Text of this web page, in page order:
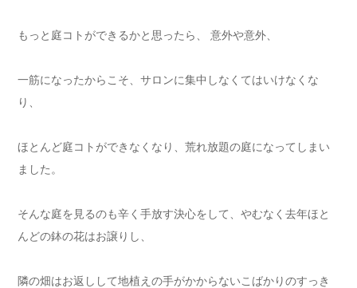
もっと庭コトができるかと思ったら、 意外や意外、
一筋になったからこそ、サロンに集中しなくてはいけなくな
り、
ほとんど庭コトができなくなり、荒れ放題の庭になってしまい
ました。
そんな庭を見るのも辛く手放す決心をして、やむなく去年ほと
んどの鉢の花はお譲りし、
隣の畑はお返しして地植えの手がかからないこばかりのすっき